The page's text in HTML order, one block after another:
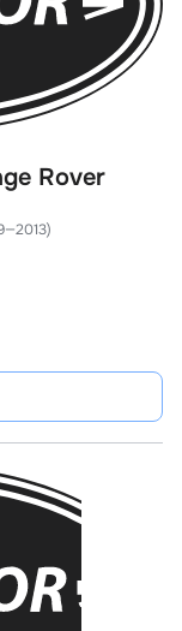
Rover